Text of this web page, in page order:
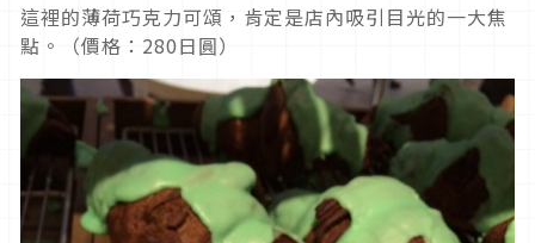
這裡的薄荷巧克力可頌，肯定是店內吸引目光的一大焦
點。（價格：280日圓）